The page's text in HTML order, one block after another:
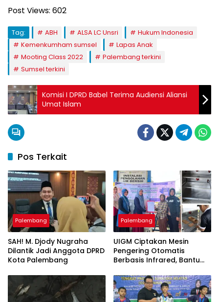
Post Views: 602
Tag: ABH ALSA LC Unsri
Hukum Indonesia
Kemenkumham sumsel
Lapas Anak
Mooting Class 2022
Palembang terkini
Sumsel terkini
Komisi I DPRD Babel Terima Audiensi Aliansi
Umat Islam
Pos Terkait
Palembang
SAH! M. Djody Nugraha
Dilantik Jadi Anggota DPRD
Kota Palembang
Palembang
UIGM Ciptakan Mesin
Pengering Otomatis
Berbasis Infrared, Bantu
Pulau Kemaro